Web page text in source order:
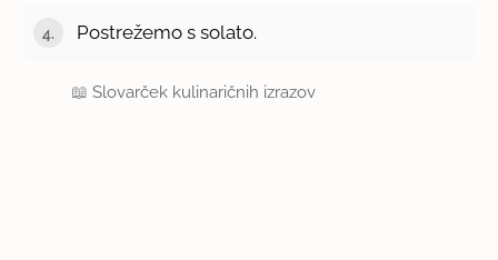
Postrežemo s solato.
📖Slovarček kulinaričnih izrazov